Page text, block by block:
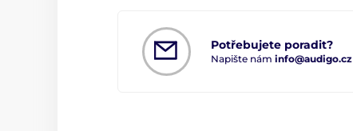
Potřebujete poradit?
Napište nám info@audigo.cz